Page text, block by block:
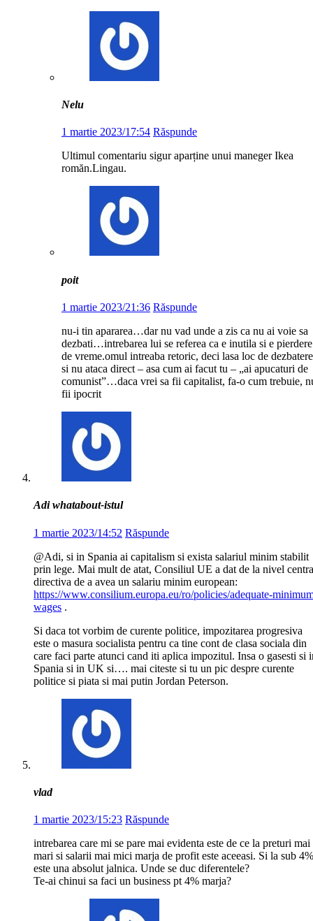
Nelu
1 martie 2023/17:54 Răspunde
Ultimul comentariu sigur aparține unui maneger Ikea
romăn.Lingau.
poit
1 martie 2023/21:36 Răspunde
nu-i tin apararea…dar nu vad unde a zis ca nu ai voie sa
dezbati…intrebarea lui se referea ca e inutila si e pierdere
de vreme.omul intreaba retoric, deci lasa loc de dezbatere
si nu ataca direct – asa cum ai facut tu – „ai apucaturi de
comunist”…daca vrei sa fii capitalist, fa-o cum trebuie,
fii ipocrit
Adi whatabout-istul
1 martie 2023/14:52 Răspunde
@Adi, si in Spania ai capitalism si exista salariul minim stabilit
prin lege. Mai mult de atat, Consiliul UE a dat de la nivel
directiva de a avea un salariu minim european:
https://www.consilium.europa.eu/ro/policies/adequate-
wages .
Si daca tot vorbim de curente politice, impozitarea progresiva
este o masura socialista pentru ca tine cont de clasa sociala din
care faci parte atunci cand iti aplica impozitul. Insa o gasesti si
Spania si in UK si…. mai citeste si tu un pic despre curente
politice si piata si mai putin Jordan Peterson.
vlad
1 martie 2023/15:23 Răspunde
intrebarea care mi se pare mai evidenta este de ce la preturi mai
mari si salarii mai mici marja de profit este aceeasi. Si la sub 4%
este una absolut jalnica. Unde se duc diferentele?
Te-ai chinui sa faci un business pt 4% marja?